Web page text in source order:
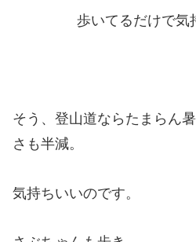
歩いてるだけで気
そう、登山道ならたまらん
さも半減。
気持ちいいのです。